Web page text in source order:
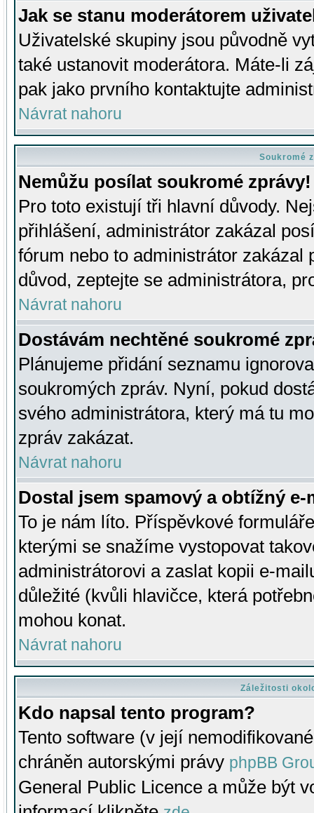
Jak se stanu moderátorem
Uživatelské skupiny jsou původně
také ustanovit moderátora. Máte-li
pak jako prvního kontaktujte
Návrat nahoru
Soukromé
Nemůžu posílat soukromé zprávy!
Pro toto existují tři hlavní důvody.
přihlášení, administrátor zakázal
fórum nebo to administrátor zakázal
důvod, zeptejte se administrátora,
Návrat nahoru
Dostávám nechtěné soukromé
Plánujeme přidání seznamu
soukromých zpráv. Nyní, pokud
svého administrátora, který má tu
zpráv zakázat.
Návrat nahoru
Dostal jsem spamový a obtížný
To je nám líto. Příspěvkové
kterými se snažíme vystopovat
administrátorovi a zaslat kopii e-
důležité (kvůli hlavičce, která
mohou konat.
Návrat nahoru
Záležitosti
Kdo napsal tento program?
Tento software (v její
chráněn autorskými právy phpBB
General Public Licence a může být